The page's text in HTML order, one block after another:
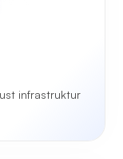
infrastruktur